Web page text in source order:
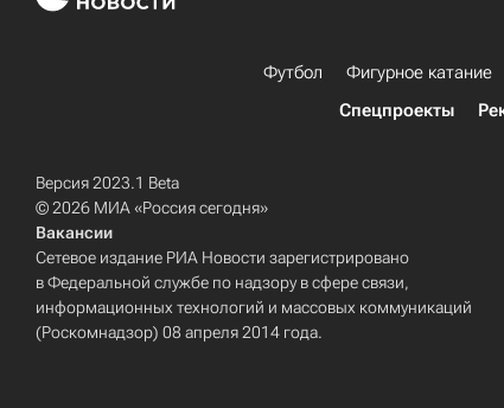
Футбол Фигурное катание
Спецпроекты
Версия 2023.1 Beta
© 2026 МИА «Россия сегодня»
Вакансии
Сетевое издание РИА Новости зарегистрировано
в Федеральной службе по надзору в сфере связи,
информационных технологий и массовых коммуникаций
(Роскомнадзор) 08 апреля 2014 года.